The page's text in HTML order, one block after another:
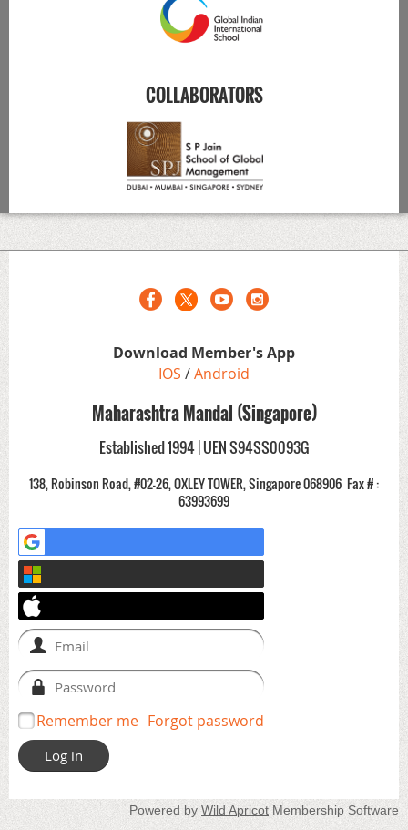
COLLABORATORS
Download Member's App
IOS /Android
Maharashtra Mandal (Singapore)
Established 1994 | UEN S94SS0093G
138, Robinson Road, #02-26, OXLEY TOWER, Singapore 068906 Fax # :
63993699
Remember me Forgot password
Powered by Wild Apricot Membership Software